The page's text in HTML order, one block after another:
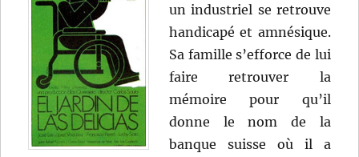
un industriel se retrouve
handicapé et amnésique.
Sa famille s’efforce de lui
faire retrouver la
mémoire pour qu’il
donne le nom de la
banque suisse où il a